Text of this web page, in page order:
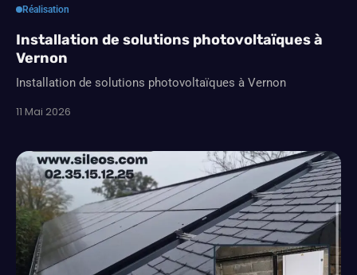
Réalisation
Installation de solutions photovoltaïques à
Vernon
Installation de solutions photovoltaïques à Vernon
11 Mai 2026